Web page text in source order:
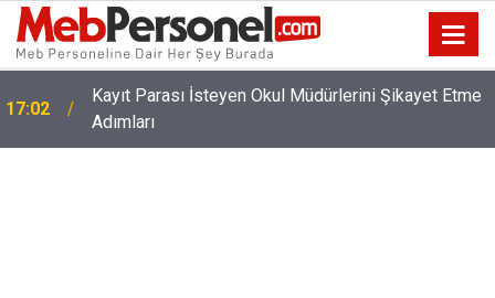
17:02
Kayıt Parası İsteyen Okul Müdürlerini Şikayet Etme
Adımları